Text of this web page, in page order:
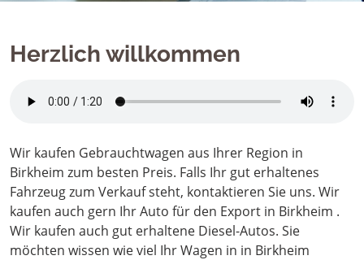
Herzlich willkommen
Wir kaufen Gebrauchtwagen aus Ihrer Region in
Birkheim zum besten Preis. Falls Ihr gut erhaltenes
Fahrzeug zum Verkauf steht, kontaktieren Sie uns. Wir
kaufen auch gern Ihr Auto für den Export in Birkheim .
Wir kaufen auch gut erhaltene Diesel-Autos. Sie
möchten wissen wie viel Ihr Wagen in in Birkheim